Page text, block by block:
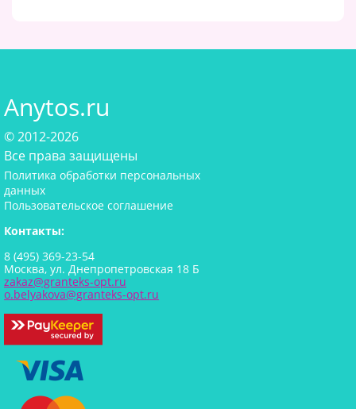
Anytos.ru
© 2012-2026
Все права защищены
Политика обработки персональных
данных
Пользовательское соглашение
Контакты:
8 (495) 369-23-54
Москва, ул. Днепропетровская 18 Б
zakaz@granteks-opt.ru
o.belyakova@granteks-opt.ru